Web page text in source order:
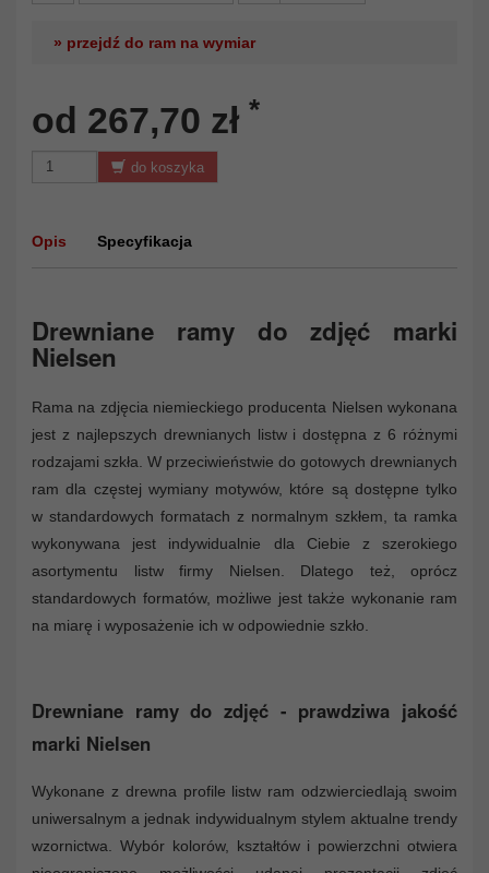
» przejdź do ram na wymiar
od 267,70 zł *
do koszyka
Opis Specyfikacja
Drewniane ramy do zdjęć marki
Nielsen
Rama na zdjęcia niemieckiego producenta Nielsen wykonana
jest z najlepszych drewnianych listw i dostępna z 6 różnymi
rodzajami szkła. W przeciwieństwie do gotowych drewnianych
ram dla częstej wymiany motywów, które są dostępne tylko
w standardowych formatach z normalnym szkłem, ta ramka
wykonywana jest indywidualnie dla Ciebie z szerokiego
asortymentu listw firmy Nielsen. Dlatego też, oprócz
standardowych formatów, możliwe jest także wykonanie ram
na miarę i wyposażenie ich w odpowiednie szkło.
Drewniane ramy do zdjęć - prawdziwa jakość
marki Nielsen
Wykonane z drewna profile listw ram odzwierciedlają swoim
uniwersalnym a jednak indywidualnym stylem aktualne trendy
wzornictwa. Wybór kolorów, kształtów i powierzchni otwiera